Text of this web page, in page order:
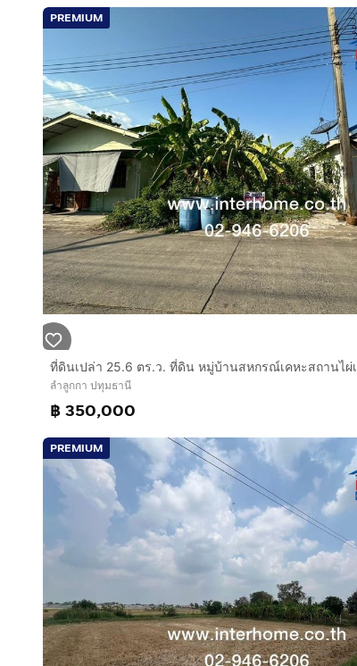
Interhome Realty Estate
www.interhome.co.th
กดเพื่อดูเบอร์โทร xxxxxx206
https://www.interhome.co.th/
PREMIUM
ลำลูกกา ปทุมธานี
฿ 350,000
PREMIUM